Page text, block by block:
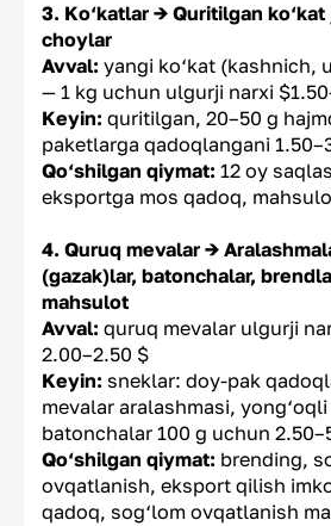
3. Ko‘katlar → Quritilgan
choylar
Avval: yangi ko‘kat (kashnich,
— 1 kg uchun ulgurji narxi
Keyin: quritilgan, 20–50 g
paketlarga qadoqlangani
Qo‘shilgan qiymat: 12 oy
eksportga mos qadoq,
4. Quruq mevalar →
(gazak)lar, batonchalar,
mahsulot
Avval: quruq mevalar ulgurji
2.00–2.50 $
Keyin: sneklar: doy-pak
mevalar aralashmasi,
batonchalar 100 g uchun
Qo‘shilgan qiymat: brending,
ovqatlanish, eksport qilish
qadoq, sog‘lom ovqatlanish